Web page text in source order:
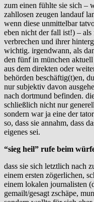
zum einen fühlte sie sich –
zahllosen zeugen landauf
wenn diese unmittelbar
eben nicht der fall ist!) –
verbrechen und ihrer
wichtig. irgendwann, als
den fünf in münchen
aus dem direkten oder
behörden beschäftig(t)en,
nur subjektiv davon
nach dortmund befinden.
schließlich nicht nur
sondern war ja eine der
so, dass sie annahm, dass
eigenes sei.
“sieg heil” rufe beim
dass sie sich letztlich nach
einem ersten zögerlichen,
einem lokalen journalisten
gemailt/gesagt zschäpe,